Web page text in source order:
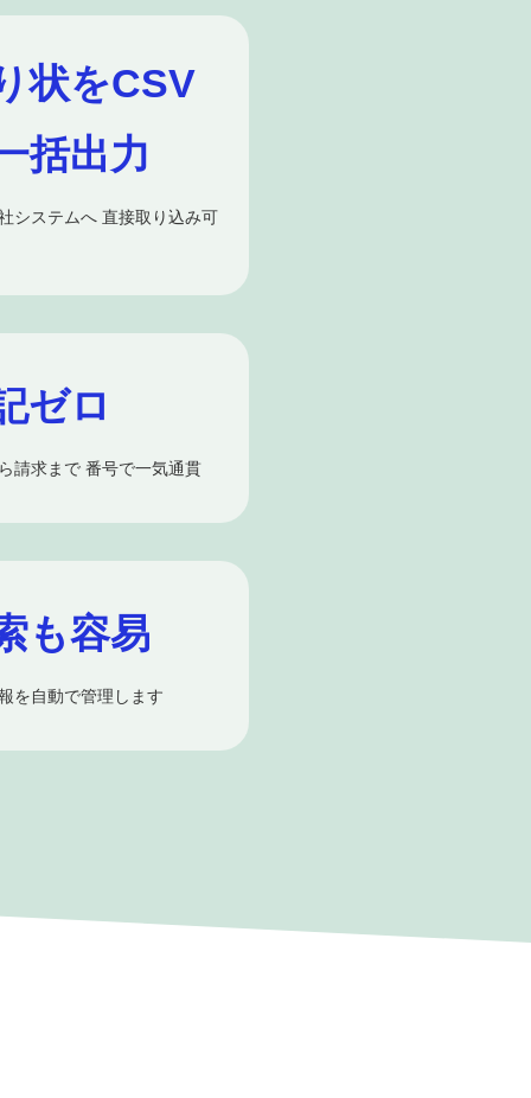
状をCSV
括出力
システムへ 直接取り込み可
ゼロ
請求まで 番号で一気通貫
も容易
を自動で管理します